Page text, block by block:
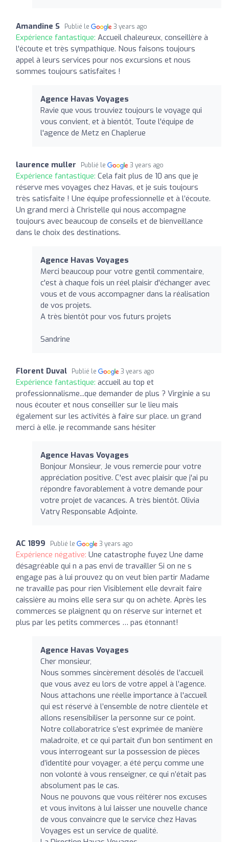
Amandine S Publié le 3 years ago
Expérience fantastique: Accueil chaleureux, conseillère à
l'écoute et très sympathique. Nous faisons toujours
appel à leurs services pour nos excursions et nous
sommes toujours satisfaites !
Agence Havas Voyages
Ravie que vous trouviez toujours le voyage qui
vous convient, et à bientôt, Toute l'équipe de
l'agence de Metz en Chaplerue
laurence muller Publié le 3 years ago
Expérience fantastique: Cela fait plus de 10 ans que je
réserve mes voyages chez Havas, et je suis toujours
très satisfaite ! Une équipe professionnelle et à l’écoute.
Un grand merci à Christelle qui nous accompagne
toujours avec beaucoup de conseils et de bienveillance
dans le choix des destinations.
Agence Havas Voyages
Merci beaucoup pour votre gentil commentaire,
c'est à chaque fois un réel plaisir d'échanger avec
vous et de vous accompagner dans la réalisation
de vos projets.
A très bientôt pour vos futurs projets
Sandrine
Florent Duval Publié le 3 years ago
Expérience fantastique: accueil au top et
professionnalisme...que demander de plus ? Virginie a su
nous écouter et nous conseiller sur le lieu mais
également sur les activités à faire sur place. un grand
merci à elle. je recommande sans hésiter
Agence Havas Voyages
Bonjour Monsieur, Je vous remercie pour votre
appréciation positive. C'est avec plaisir que j'ai pu
répondre favorablement à votre demande pour
votre projet de vacances. A très bientôt. Olivia
Vatry Responsable Adjointe.
AC 1899 Publié le 3 years ago
Expérience négative: Une catastrophe fuyez Une dame
désagréable qui n a pas envi de travailler Si on ne s
engage pas à lui prouvez qu on veut bien partir Madame
ne travaille pas pour rien Visiblement elle devrait faire
caissière au moins elle sera sur qu on achète. Après les
commerces se plaignent qu on réserve sur internet et
plus par les petits commerces … pas étonnant!
Agence Havas Voyages
Cher monsieur,
Nous sommes sincèrement désolés de l'accueil
que vous avez eu lors de votre appel à l’agence.
Nous attachons une réelle importance à l'accueil
qui est réservé à l’ensemble de notre clientèle et
allons resensibiliser la personne sur ce point.
Notre collaboratrice s’est exprimée de manière
maladroite, et ce qui partait d’un bon sentiment en
vous interrogeant sur la possession de pièces
d’identité pour voyager, a été perçu comme une
non volonté à vous renseigner, ce qui n’était pas
absolument pas le cas.
Nous ne pouvons que vous réitérer nos excuses
et vous invitons à lui laisser une nouvelle chance
de vous convaincre que le service chez Havas
Voyages est un service de qualité.